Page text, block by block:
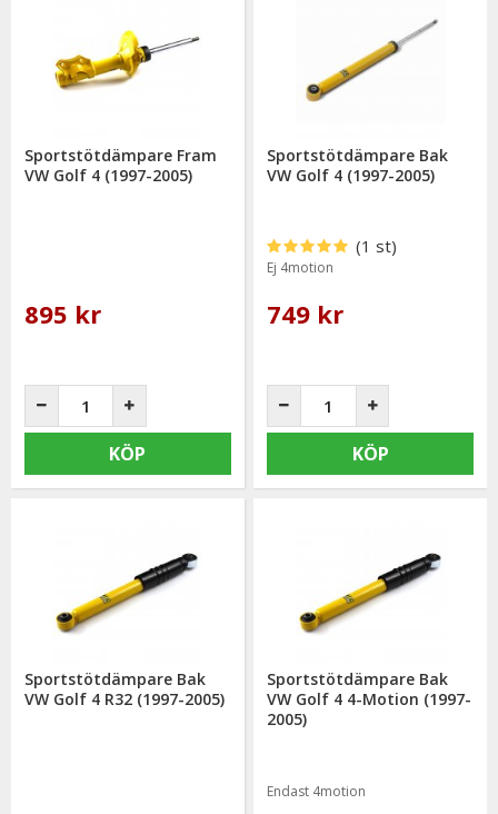
Sportstötdämpare Fram
VW Golf 4 (1997-2005)
895 kr
KÖP
Sportstötdämpare Bak
VW Golf 4 (1997-2005)
(1 st)
Ej 4motion
749 kr
KÖP
Sportstötdämpare Bak
VW Golf 4 R32 (1997-2005)
Sportstötdämpare Bak
VW Golf 4 4-Motion (1997-
2005)
Endast 4motion